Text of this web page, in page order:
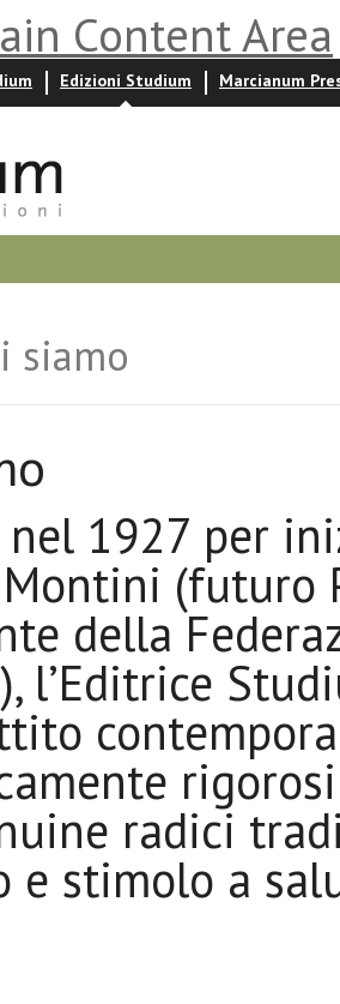
Content Area
Edizioni Studium Marcianum
siamo
nel 1927 per
(futuro
della
l’Editrice
radici
e stimolo a